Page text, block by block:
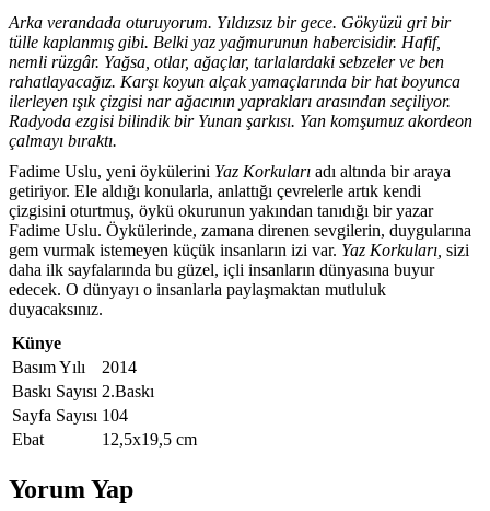
Arka verandada oturuyorum. Yıldızsız bir gece. Gökyüzü gri bir
tülle kaplanmış gibi. Belki yaz yağmurunun habercisidir. Hafif,
nemli rüzgâr. Yağsa, otlar, ağaçlar, tarlalardaki sebzeler ve ben
rahatlayacağız. Karşı koyun alçak yamaçlarında bir hat boyunca
ilerleyen ışık çizgisi nar ağacının yaprakları arasından seçiliyor.
Radyoda ezgisi bilindik bir Yunan şarkısı. Yan komşumuz akordeon
çalmayı bıraktı.
Fadime Uslu, yeni öykülerini Yaz Korkuları adı altında bir araya
getiriyor. Ele aldığı konularla, anlattığı çevrelerle artık kendi
çizgisini oturtmuş, öykü okurunun yakından tanıdığı bir yazar
Fadime Uslu. Öykülerinde, zamana direnen sevgilerin, duygularına
gem vurmak istemeyen küçük insanların izi var. Yaz Korkuları, sizi
daha ilk sayfalarında bu güzel, içli insanların dünyasına buyur
edecek. O dünyayı o insanlarla paylaşmaktan mutluluk
duyacaksınız.
Künye
Basım Yılı
2014
Baskı Sayısı 2.Baskı
Sayfa Sayısı 104
Ebat
12,5x19,5 cm
Yorum Yap